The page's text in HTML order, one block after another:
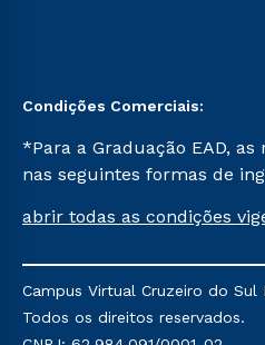
Condições Comerciais:
*Para a Graduação EAD,
nas seguintes formas de
Já para as demais, a taxa
mencionadas são
Religioso, Geografia para a
do Ensino de História:
abrir todas as condições
Campus Virtual Cruzeiro do
Todos os direitos reservados.